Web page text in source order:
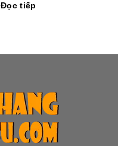
Đọc tiếp